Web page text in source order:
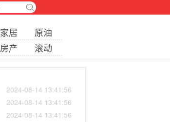
家居
原油
房产 滚动
2024-08-14 13:41:56
2024-08-14 13:41:56
2024-08-14 13:41:56